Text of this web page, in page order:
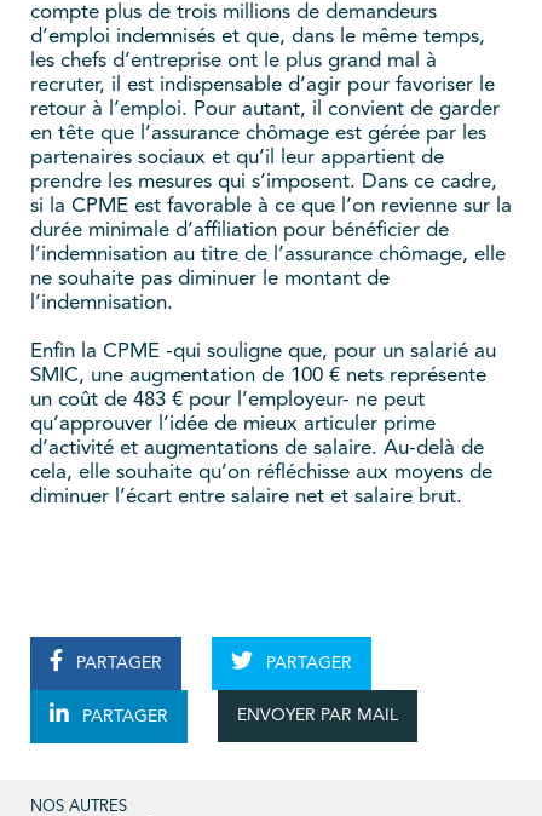
compte plus de trois millions de demandeurs
d’emploi indemnisés et que, dans le même temps,
les chefs d’entreprise ont le plus grand mal à
recruter, il est indispensable d’agir pour favoriser le
retour à l’emploi. Pour autant, il convient de garder
en tête que l’assurance chômage est gérée par les
partenaires sociaux et qu’il leur appartient de
prendre les mesures qui s’imposent. Dans ce cadre,
si la CPME est favorable à ce que l’on revienne sur la
durée minimale d’affiliation pour bénéficier de
l’indemnisation au titre de l’assurance chômage, elle
ne souhaite pas diminuer le montant de
l’indemnisation.
Enfin la CPME -qui souligne que, pour un salarié au
SMIC, une augmentation de 100 € nets représente
un coût de 483 € pour l’employeur- ne peut
qu’approuver l’idée de mieux articuler prime
d’activité et augmentations de salaire. Au-delà de
cela, elle souhaite qu’on réfléchisse aux moyens de
diminuer l’écart entre salaire net et salaire brut.
PARTAGER PARTAGER
PARTAGER ENVOYER PAR MAIL
NOS AUTRES